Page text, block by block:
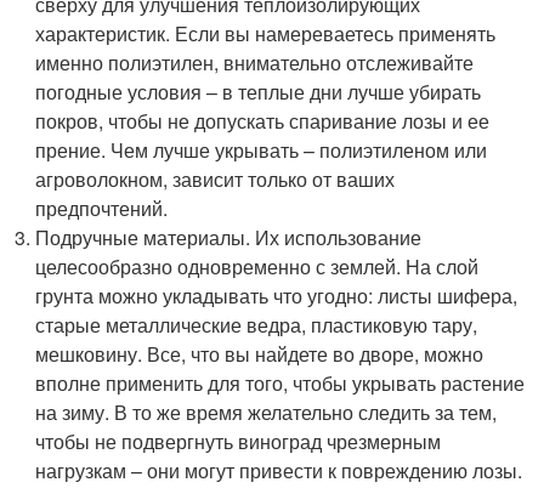
характеристик. Если вы намереваетесь применять
именно полиэтилен, внимательно отслеживайте
погодные условия – в теплые дни лучше убирать
покров, чтобы не допускать спаривание лозы и ее
прение. Чем лучше укрывать – полиэтиленом или
агроволокном, зависит только от ваших
предпочтений.
Подручные материалы. Их использование
целесообразно одновременно с землей. На слой
грунта можно укладывать что угодно: листы шифера,
старые металлические ведра, пластиковую тару,
мешковину. Все, что вы найдете во дворе, можно
вполне применить для того, чтобы укрывать растение
на зиму. В то же время желательно следить за тем,
чтобы не подвергнуть виноград чрезмерным
нагрузкам – они могут привести к повреждению лозы.